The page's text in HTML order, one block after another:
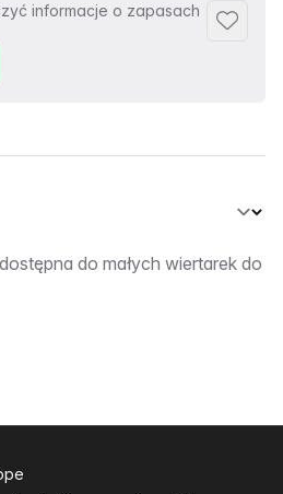
informacje o zapasach
Dodaj
do małych wiertarek do